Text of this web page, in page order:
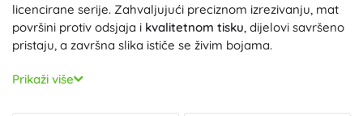
licencirane serije. Zahvaljujući preciznom izrezivanju, mat
površini protiv odsjaja i kvalitetnom tisku, dijelovi savršeno
pristaju, a završna slika ističe se živim bojama.
Tražite izazov? Isprobajte
dijelova, detaljnim motivima, nepravilnim izrezima i višom
Prikaži više